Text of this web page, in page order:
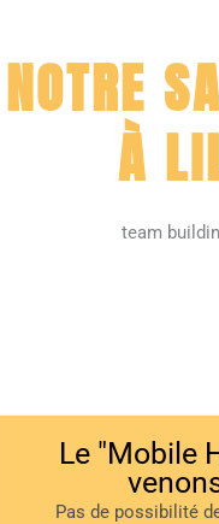
À
Le "Mobile
Pas de possibilité